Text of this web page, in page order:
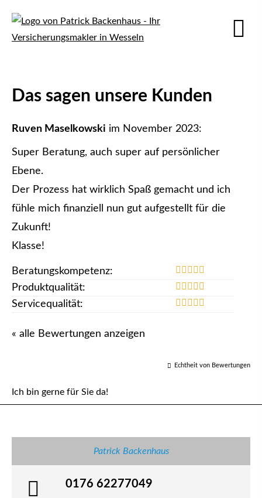
Das sagen unsere Kunden
Ruven Maselkowski im November 2023:
Super Beratung, auch super auf persönlicher
Ebene.
Der Prozess hat wirklich Spaß gemacht und ich
fühle mich finanziell nun gut aufgestellt für die
Zukunft!
Klasse!
Beratungskompetenz:
Produktqualität:
Servicequalität:
« alle Bewertungen anzeigen
Echtheit von Bewertungen
Ich bin gerne für Sie da!
Patrick Backenhaus
0176 62277049